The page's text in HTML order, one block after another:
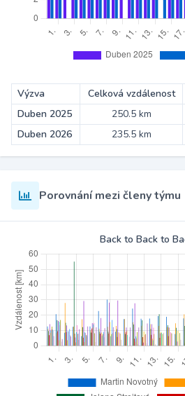
Výzva Celková vzdálenost
Duben 2025
250.5 km
Duben 2026 235.5 km
Porovnání mezi členy týmu
Back to Back to